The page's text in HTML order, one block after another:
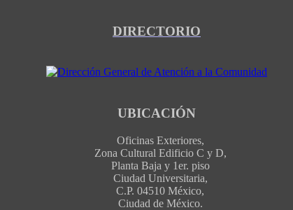
DIRECTORIO
UBICACIÓN
Oficinas Exteriores,
Zona Cultural Edificio C y D,
Planta Baja y 1er. piso
Ciudad Universitaria,
C.P. 04510 México,
Ciudad de México.